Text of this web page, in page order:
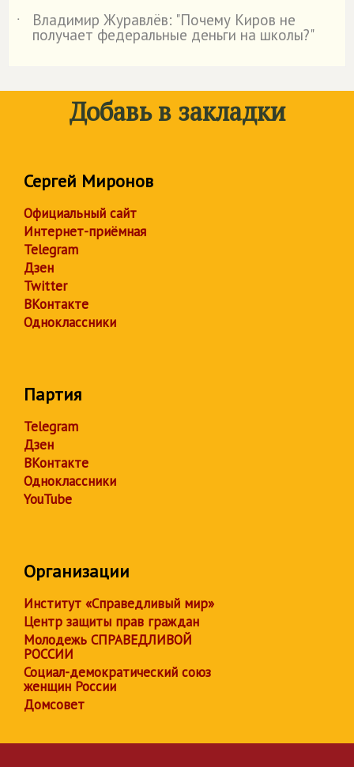
˙
Владимир Журавлёв: "Почему Киров не
получает федеральные деньги на школы?"
Добавь в закладки
Сергей Миронов
Официальный сайт
Интернет-приёмная
Telegram
Дзен
Twitter
ВКонтакте
Одноклассники
Партия
Telegram
Дзен
ВКонтакте
Одноклассники
YouTube
Организации
Институт «Справедливый мир»
Центр защиты прав граждан
Молодежь СПРАВЕДЛИВОЙ
РОССИИ
Социал-демократический союз
женщин России
Домсовет